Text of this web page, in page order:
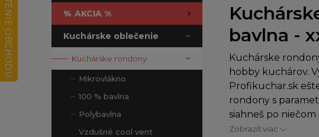
% AKCIA %
Kuchárske oblečenie
Kuchárske rondony
Mikrovlákno
100 % bavlna
Polybavlna
Vzdušné cool vent
bavlna -
Kuchárske
hobby kuchárov.
Profikuchar.sk
rondony s
siahneš po niečom
Zobraziť viac